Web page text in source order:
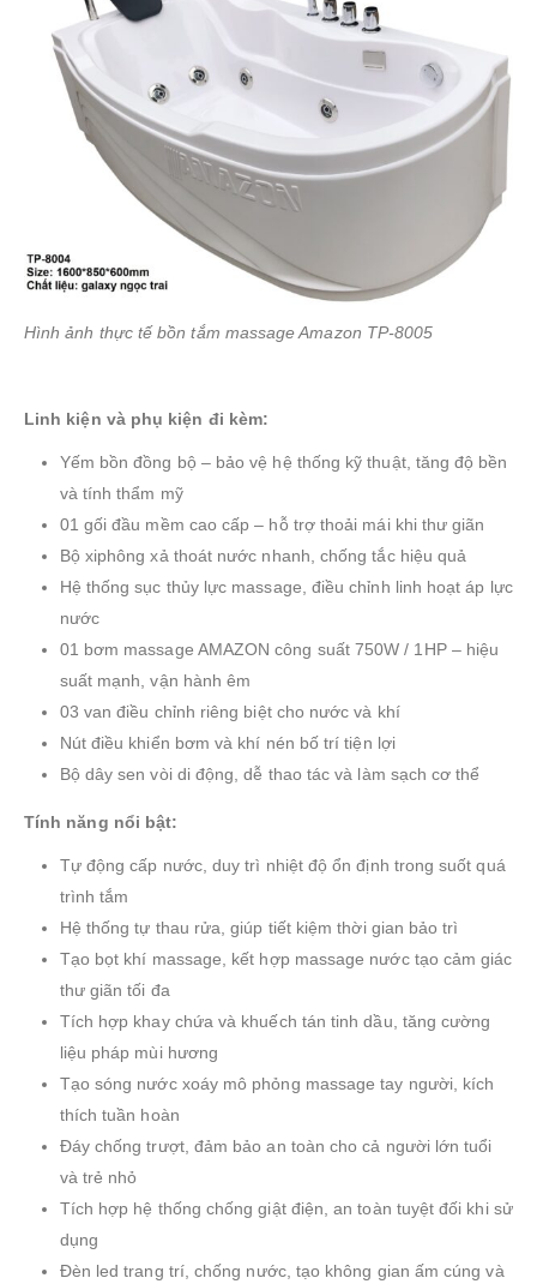
Hình ảnh thực tế bồn tắm massage Amazon TP-8005
Linh kiện và phụ kiện đi kèm:
Yếm bồn đồng bộ – bảo vệ hệ thống kỹ thuật, tăng độ bền
và tính thẩm mỹ
01 gối đầu mềm cao cấp – hỗ trợ thoải mái khi thư giãn
Bộ xiphông xả thoát nước nhanh, chống tắc hiệu quả
Hệ thống sục thủy lực massage, điều chỉnh linh hoạt áp lực
nước
01 bơm massage AMAZON công suất 750W / 1HP – hiệu
suất mạnh, vận hành êm
03 van điều chỉnh riêng biệt cho nước và khí
Nút điều khiển bơm và khí nén bố trí tiện lợi
Bộ dây sen vòi di động, dễ thao tác và làm sạch cơ thể
Tính năng nổi bật:
Tự động cấp nước, duy trì nhiệt độ ổn định trong suốt quá
trình tắm
Hệ thống tự thau rửa, giúp tiết kiệm thời gian bảo trì
Tạo bọt khí massage, kết hợp massage nước tạo cảm giác
thư giãn tối đa
Tích hợp khay chứa và khuếch tán tinh dầu, tăng cường
liệu pháp mùi hương
Tạo sóng nước xoáy mô phỏng massage tay người, kích
thích tuần hoàn
Đáy chống trượt, đảm bảo an toàn cho cả người lớn tuổi
và trẻ nhỏ
Tích hợp hệ thống chống giật điện, an toàn tuyệt đối khi sử
dụng
Đèn led trang trí, chống nước, tạo không gian ấm cúng và